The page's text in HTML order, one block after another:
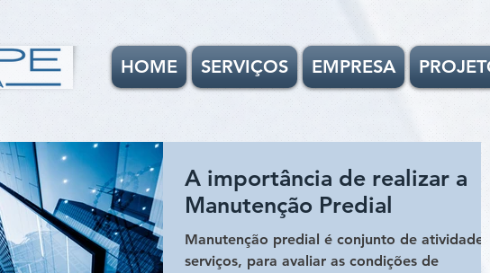
HOME SERVIÇOS EMPRESA
A importância de realizar a
Manutenção Predial
Manutenção predial é conjunto de
serviços, para avaliar as condições de